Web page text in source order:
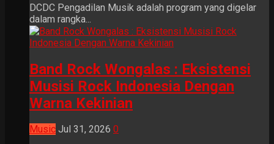
DCDC Pengadilan Musik adalah program yang digelar
dalam rangka...
Band Rock Wongalas : Eksistensi
Musisi Rock Indonesia Dengan
Warna Kekinian
Music Jul 31, 2026 0